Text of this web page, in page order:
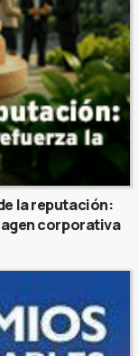
la reputación:
corporativa